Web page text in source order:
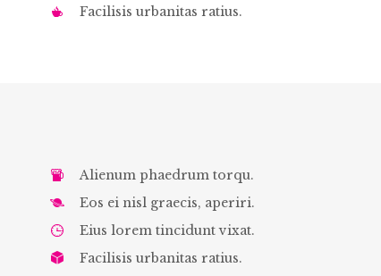
Facilisis urbanitas ratius.
Alienum phaedrum torqu.
Eos ei nisl graecis, aperiri.
Eius lorem tincidunt vixat.
Facilisis urbanitas ratius.